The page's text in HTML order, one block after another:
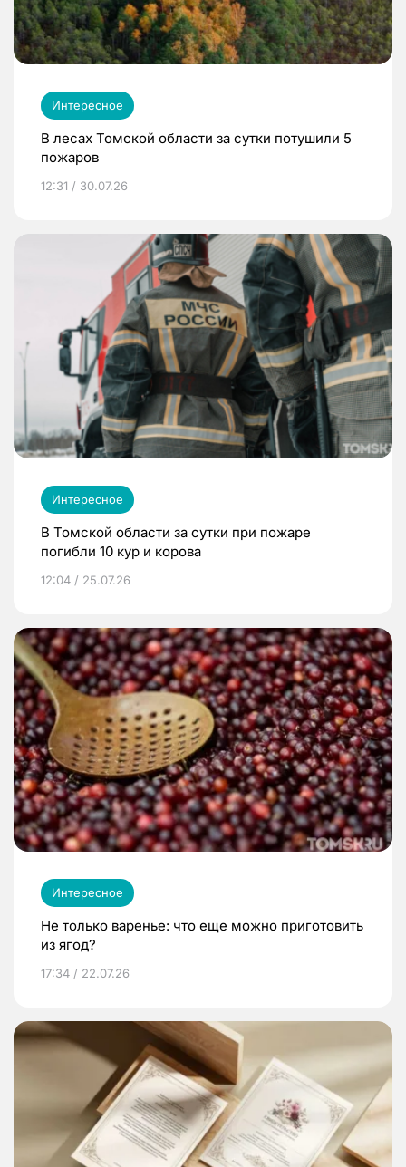
Интересное
В лесах Томской области за сутки потушили 5
пожаров
12:31 / 30.07.26
Интересное
В Томской области за сутки при пожаре
погибли 10 кур и корова
12:04 / 25.07.26
Интересное
Не только варенье: что еще можно приготовить
из ягод?
17:34 / 22.07.26